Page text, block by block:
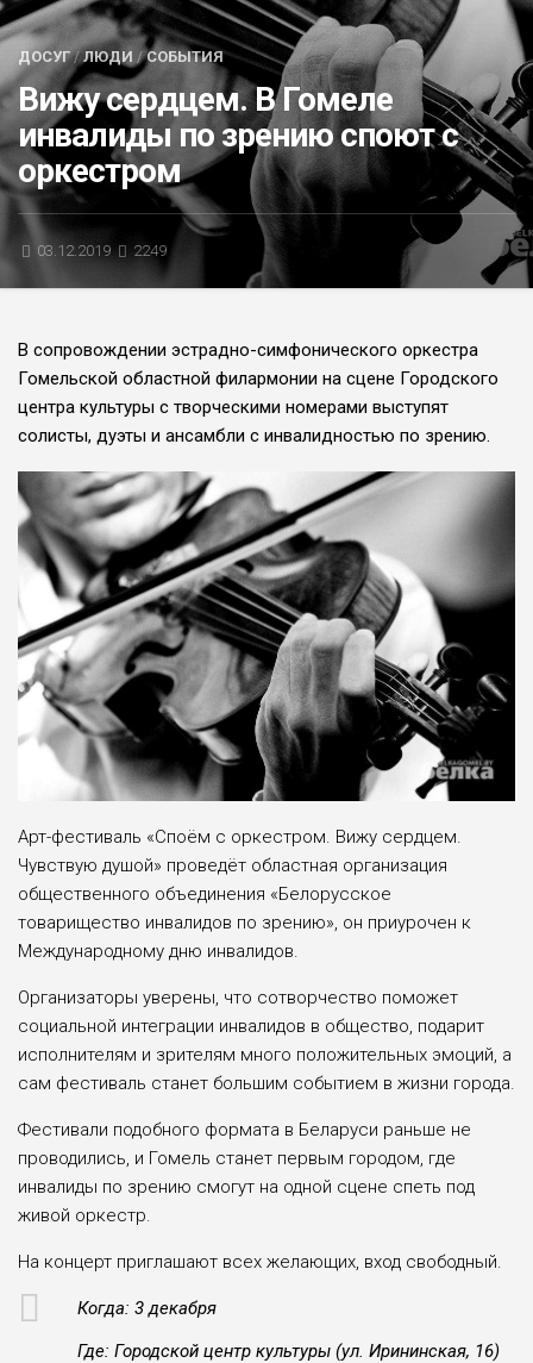
БЛИЦ-ОПРОС
АФИША
ДОСУГ/ЛЮДИ /СОБЫТИЯ
Вижу сердцем. В Гомеле
инвалиды по зрению споют с
оркестром
03.12.2019 2249
В сопровождении эстрадно-симфонического оркестра
Гомельской областной филармонии на сцене Городского
центра культуры с творческими номерами выступят
солисты, дуэты и ансамбли с инвалидностью по зрению.
Арт-фестиваль «Споём с оркестром. Вижу сердцем.
Чувствую душой» проведёт областная организация
общественного объединения «Белорусское
товарищество инвалидов по зрению», он приурочен к
Международному дню инвалидов.
Организаторы уверены, что сотворчество поможет
социальной интеграции инвалидов в общество, подарит
исполнителям и зрителям много положительных эмоций, а
сам фестиваль станет большим событием в жизни города.
Фестивали подобного формата в Беларуси раньше не
проводились, и Гомель станет первым городом, где
инвалиды по зрению смогут на одной сцене спеть под
живой оркестр.
На концерт приглашают всех желающих, вход свободный.
Когда: 3 декабря
Где: Городской центр культуры (ул. Ирининская, 16)